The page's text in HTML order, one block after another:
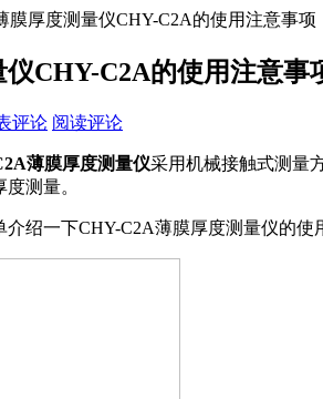
膜厚度测量仪CHY-C2A的使用注意事项
CHY-C2A的使用注意事
评论 阅读评论
薄膜厚度测量仪采用机械接触式测量
测量。
绍一下CHY-C2A薄膜厚度测量仪的使